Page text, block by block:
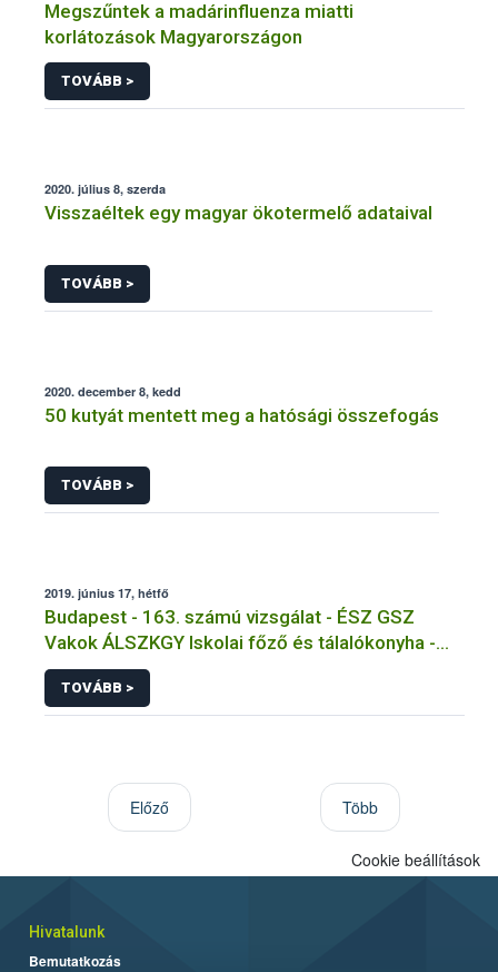
Megszűntek a madárinfluenza miatti
korlátozások Magyarországon
TOVÁBB >
2020. július 8, szerda
Visszaéltek egy magyar ökotermelő adataival
TOVÁBB >
2020. december 8, kedd
50 kutyát mentett meg a hatósági összefogás
TOVÁBB >
2019. június 17, hétfő
Budapest - 163. számú vizsgálat - ÉSZ GSZ
Vakok ÁLSZKGY Iskolai főző és tálalókonyha -
Budapest, XIV.kerület
TOVÁBB >
Előző Több
Cookie beállítások
Hivatalunk
Bemutatkozás